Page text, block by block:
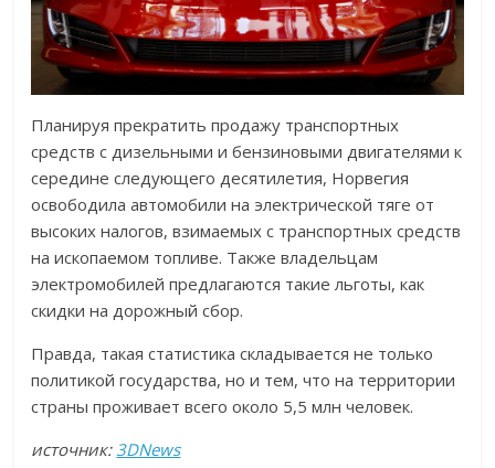
Планируя прекратить продажу транспортных
средств с дизельными и бензиновыми двигателями к
середине следующего десятилетия, Норвегия
освободила автомобили на электрической тяге от
высоких налогов, взимаемых с транспортных средств
на ископаемом топливе. Также владельцам
электромобилей предлагаются такие льготы, как
скидки на дорожный сбор.
Правда, такая статистика складывается не только
политикой государства, но и тем, что на территории
страны проживает всего около 5,5 млн человек.
источник: 3DNews